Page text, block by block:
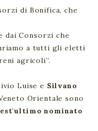
di Bonifica, che
dai Consorzi che
a tutti gli eletti
agricoli”.
Luise e Silvano
Orientale sono
nominato